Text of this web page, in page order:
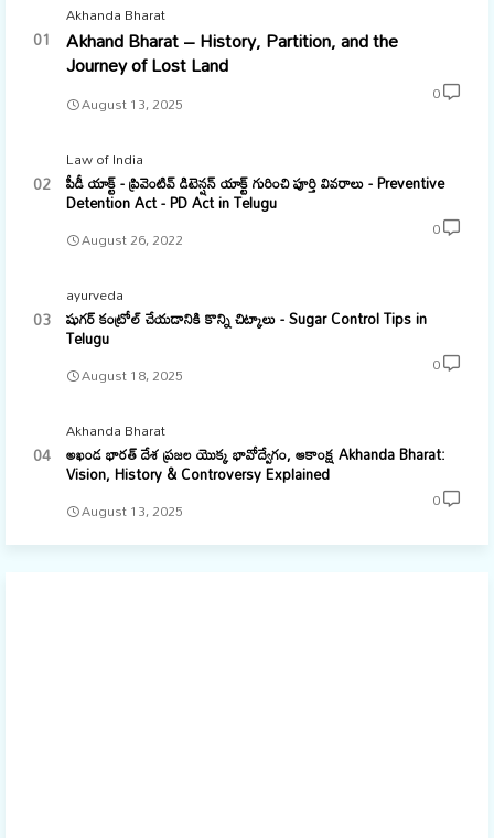
Akhanda Bharat
Akhand Bharat – History, Partition, and the
Journey of Lost Land
August 13, 2025 0
Law of India
పీడీ యాక్ట్ - ప్రివెంటివ్ డిటెన్షన్ యాక్ట్ గురించి పూర్తి వివరాలు - Preventive
Detention Act - PD Act in Telugu
August 26, 2022 0
ayurveda
షుగర్ కంట్రోల్ చేయడానికి కొన్ని చిట్కాలు - Sugar Control Tips in
Telugu
August 18, 2025 0
Akhanda Bharat
అఖండ భారత్ దేశ ప్రజల యొక్క భావోద్వేగం, ఆకాంక్ష Akhanda Bharat:
Vision, History & Controversy Explained
August 13, 2025 0